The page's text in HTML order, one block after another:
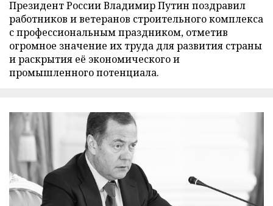
Президент России Владимир Путин поздравил
работников и ветеранов строительного комплекса
с профессиональным праздником, отметив
огромное значение их труда для развития страны
и раскрытия её экономического и
промышленного потенциала.